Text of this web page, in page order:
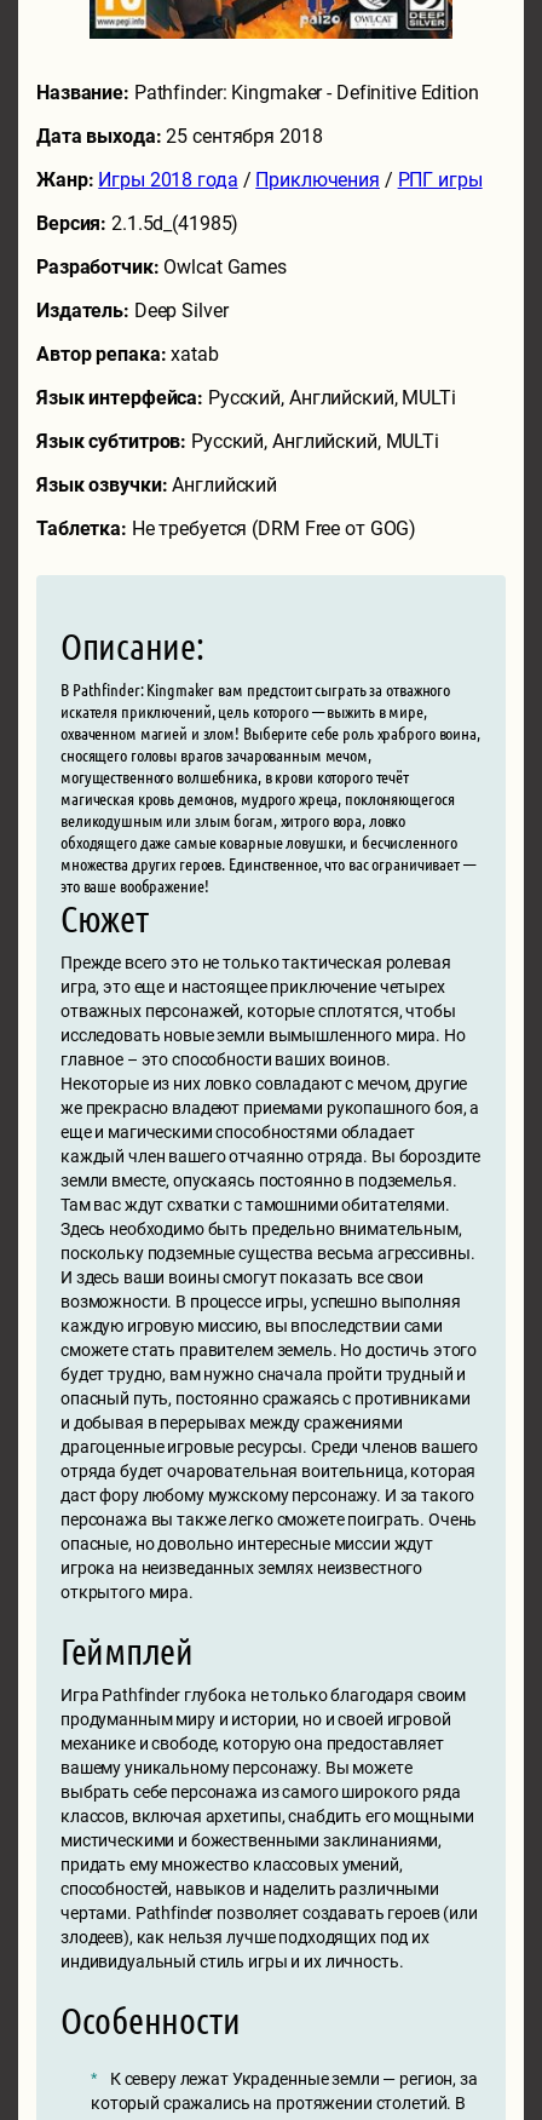
Название: Pathfinder: Kingmaker - Definitive Edition
Дата выхода:25 сентября 2018
Жанр: Игры 2018 года / Приключения / РПГ игры
Версия:2.1.5d_(41985)
Разработчик: Owlcat Games
Издатель: Deep Silver
Автор репака:xatab
Язык интерфейса: Русский, Английский, MULTi
Язык субтитров: Русский, Английский, MULTi
Язык озвучки:Английский
Таблетка: Не требуется (DRM Free от GOG)
Описание:
В Pathfinder: Kingmaker вам предстоит сыграть за отважного
искателя приключений, цель которого — выжить в мире,
охваченном магией и злом! Выберите себе роль храброго воина,
сносящего головы врагов зачарованным мечом,
могущественного волшебника, в крови которого течёт
магическая кровь демонов, мудрого жреца, поклоняющегося
великодушным или злым богам, хитрого вора, ловко
обходящего даже самые коварные ловушки, и бесчисленного
множества других героев. Единственное, что вас ограничивает —
это ваше воображение!
Сюжет
Прежде всего это не только тактическая ролевая
игра, это еще и настоящее приключение четырех
отважных персонажей, которые сплотятся, чтобы
исследовать новые земли вымышленного мира. Но
главное – это способности ваших воинов.
Некоторые из них ловко совладают с мечом, другие
же прекрасно владеют приемами рукопашного боя, а
еще и магическими способностями обладает
каждый член вашего отчаянно отряда. Вы бороздите
земли вместе, опускаясь постоянно в подземелья.
Там вас ждут схватки с тамошними обитателями.
Здесь необходимо быть предельно внимательным,
поскольку подземные существа весьма агрессивны.
И здесь ваши воины смогут показать все свои
возможности. В процессе игры, успешно выполняя
каждую игровую миссию, вы впоследствии сами
сможете стать правителем земель. Но достичь этого
будет трудно, вам нужно сначала пройти трудный и
опасный путь, постоянно сражаясь с противниками
и добывая в перерывах между сражениями
драгоценные игровые ресурсы. Среди членов вашего
отряда будет очаровательная воительница, которая
даст фору любому мужскому персонажу. И за такого
персонажа вы также легко сможете поиграть. Очень
опасные, но довольно интересные миссии ждут
игрока на неизведанных землях неизвестного
открытого мира.
Геймплей
Игра Pathfinder глубока не только благодаря своим
продуманным миру и истории, но и своей игровой
механике и свободе, которую она предоставляет
вашему уникальному персонажу. Вы можете
выбрать себе персонажа из самого широкого ряда
классов, включая архетипы, снабдить его мощными
мистическими и божественными заклинаниями,
придать ему множество классовых умений,
способностей, навыков и наделить различными
чертами. Pathfinder позволяет создавать героев (или
злодеев), как нельзя лучше подходящих под их
индивидуальный стиль игры и их личность.
Особенности
К северу лежат Украденные земли — регион, за
который сражались на протяжении столетий. В